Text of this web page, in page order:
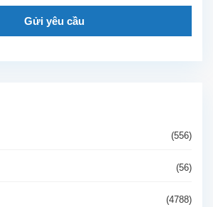
Gửi yêu cầu
(556)
(56)
(4788)